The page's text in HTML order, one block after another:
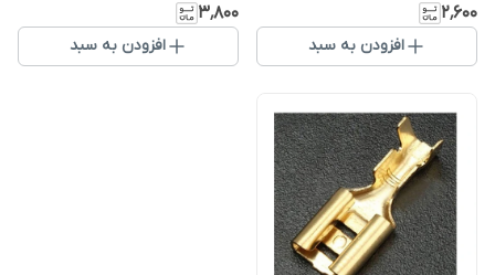
۲٬۶۰۰
افزودن به سبد
۳٬۸۰۰
افزودن به سبد